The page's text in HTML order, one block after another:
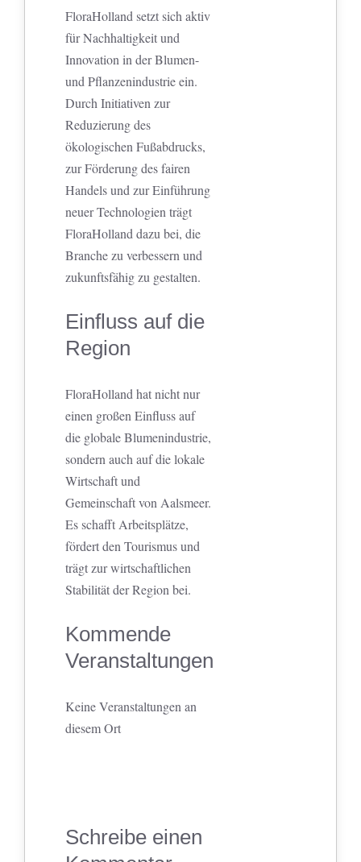
FloraHolland setzt sich aktiv
für Nachhaltigkeit und
Innovation in der Blumen-
und Pflanzenindustrie ein.
Durch Initiativen zur
Reduzierung des
ökologischen Fußabdrucks,
zur Förderung des fairen
Handels und zur Einführung
neuer Technologien trägt
FloraHolland dazu bei, die
Branche zu verbessern und
zukunftsfähig zu gestalten.
Einfluss auf die
Region
FloraHolland hat nicht nur
einen großen Einfluss auf
die globale Blumenindustrie,
sondern auch auf die lokale
Wirtschaft und
Gemeinschaft von Aalsmeer.
Es schafft Arbeitsplätze,
fördert den Tourismus und
trägt zur wirtschaftlichen
Stabilität der Region bei.
Kommende
Veranstaltungen
Keine Veranstaltungen an
diesem Ort
Schreibe einen